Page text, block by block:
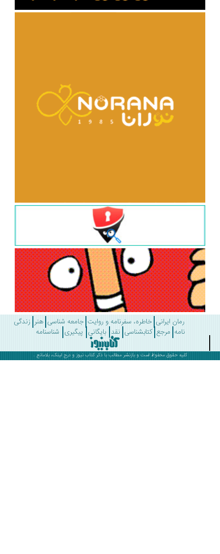
رمان ایرانی خاطره، سفرنامه و روایت جامعه شناسی هنر زندگی
مرجع کتابشناسی نقد بایگانی پیگیری شناسنامه
کلیه حقوق محفوظ است و بازنشر مطالب با ذکرکتاب نیوز و درج لینک، بلامانع .